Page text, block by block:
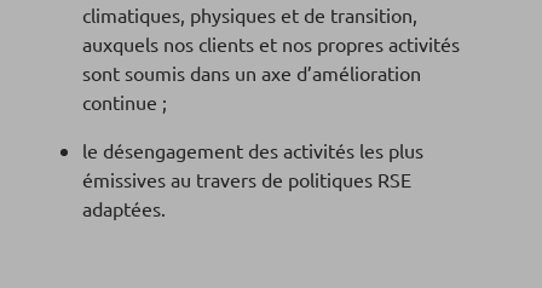
climatiques, physiques et de transition,
auxquels nos clients et nos propres activités
sont soumis dans un axe d’amélioration
continue ;
le désengagement des activités les plus
émissives au travers de politiques RSE
adaptées.